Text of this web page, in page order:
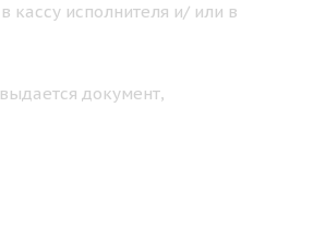
кассу исполнителя и/ или в
документ,